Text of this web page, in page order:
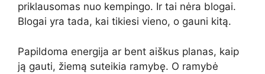
priklausomas nuo kempingo. Ir tai nėra blogai.
Blogai yra tada, kai tikiesi vieno, o gauni kitą.
Papildoma energija ar bent aiškus planas, kaip
ją gauti, žiemą suteikia ramybę. O ramybė